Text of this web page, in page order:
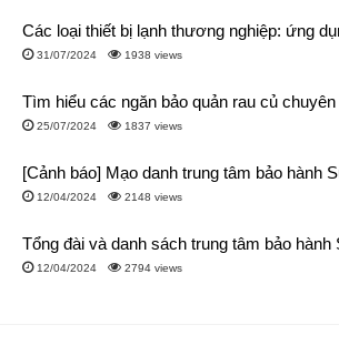
Các loại thiết bị lạnh thương nghiệp: ứng
31/07/2024 1938 views
Tìm hiểu các ngăn bảo quản rau củ chuyên
25/07/2024 1837 views
[Cảnh báo] Mạo danh trung tâm bảo hành
12/04/2024 2148 views
Tổng đài và danh sách trung tâm bảo hành
12/04/2024 2794 views